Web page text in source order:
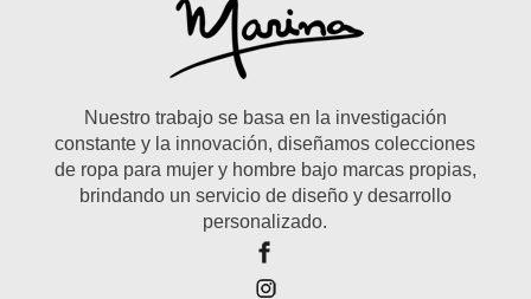
Nuestro trabajo se basa en la investigación
constante y la innovación, diseñamos colecciones
de ropa para mujer y hombre bajo marcas propias,
brindando un servicio de diseño y desarrollo
personalizado.